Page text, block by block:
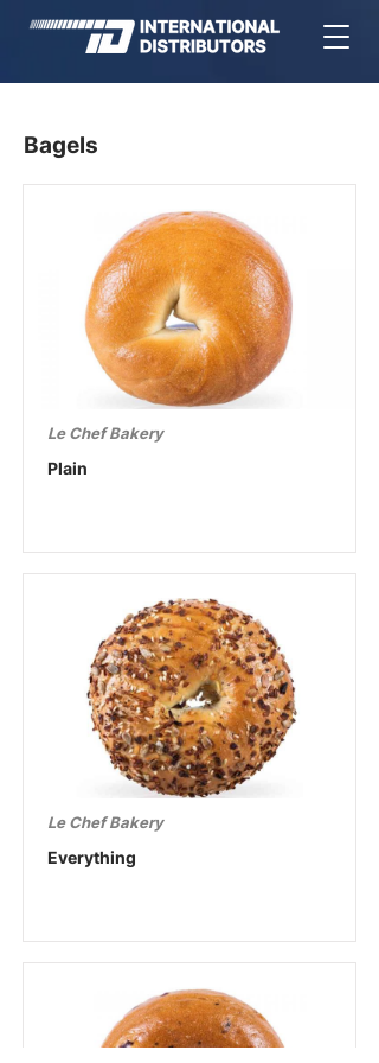
Bagels
Le Chef Bakery
Plain
Le Chef Bakery
Everything